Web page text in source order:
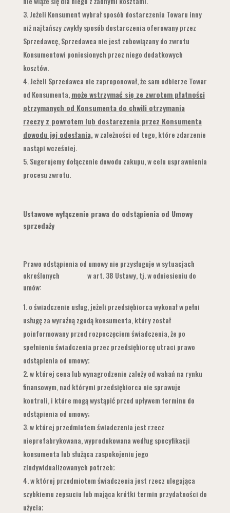
Jeżeli Konsument wybrał sposób dostarczenia Towaru inny
niż najtańszy zwykły sposób dostarczenia oferowany przez
Sprzedawcę, Sprzedawca nie jest zobowiązany do zwrotu
Konsumentowi poniesionych przez niego dodatkowych
kosztów.
Jeżeli Sprzedawca nie zaproponował, że sam odbierze Towar
od Konsumenta,może wstrzymać się ze zwrotem płatności
otrzymanych od Konsumenta do chwili otrzymania
rzeczy z powrotem lub dostarczenia przez Konsumenta
dowodu jej odesłania,w zależności od tego, które zdarzenie
nastąpi wcześniej.
Sugerujemy dołączenie dowodu zakupu, w celu usprawnienia
procesu zwrotu.
Ustawowe wyłączenie prawa do odstąpienia od Umowy
sprzedaży
Prawo odstąpienia od umowy nie przysługuje w sytuacjach
określonych w art. 38 Ustawy, tj. w odniesieniu do
umów:
o świadczenie usług, jeżeli przedsiębiorca wykonał w pełni
usługę za wyraźną zgodą konsumenta, który został
poinformowany przed rozpoczęciem świadczenia, że po
spełnieniu świadczenia przez przedsiębiorcę utraci prawo
odstąpienia od umowy;
w której cena lub wynagrodzenie zależy od wahań na rynku
finansowym, nad którymi przedsiębiorca nie sprawuje
kontroli, i które mogą wystąpić przed upływem terminu do
odstąpienia od umowy;
w której przedmiotem świadczenia jest rzecz
nieprefabrykowana, wyprodukowana według specyfikacji
konsumenta lub służąca zaspokojeniu jego
zindywidualizowanych potrzeb;
w której przedmiotem świadczenia jest rzecz ulegająca
szybkiemu zepsuciu lub mająca krótki termin przydatności do
użycia;